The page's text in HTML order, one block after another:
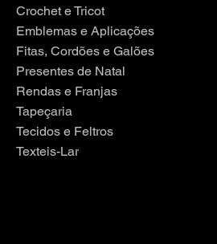
Crochet e Tricot
Emblemas e Aplicações
Fitas, Cordões e Galões
Presentes de Natal
Rendas e Franjas
Tapeçaria
Tecidos e Feltros
Texteis-Lar